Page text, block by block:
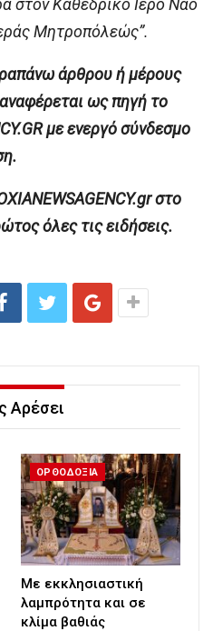
στον Κα­θε­δρι­κό Ι­ε­ρό Να­ό
Μη­τρο­πό­λε­ώς”.
άρθρου ή μέρους
ως πηγή το
με ενεργό σύνδεσμο
στο
όλες τις ειδήσεις.
Αρέσει
ΟΡΘΟΔΟΞΙΑ
Με εκκλησιαστική
λαμπρότητα και σε
κλίμα βαθιάς